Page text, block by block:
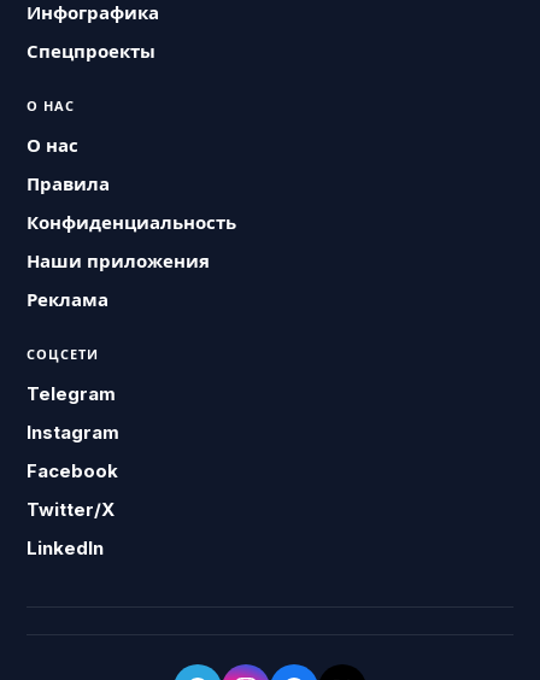
Инфографика
Спецпроекты
О НАС
О нас
Правила
Конфиденциальность
Наши приложения
Реклама
СОЦСЕТИ
Telegram
Instagram
Facebook
Twitter/X
LinkedIn